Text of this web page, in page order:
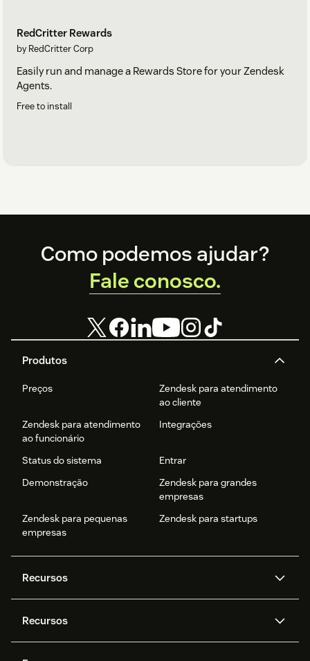
RedCritter Rewards
by RedCritter Corp
Easily run and manage a Rewards Store for your Zendesk
Agents.
Free to install
Footer
Produtos
Preços
Zendesk para atendimento
ao cliente
Zendesk para atendimento
ao funcionário
Integrações
Status do sistema
Entrar
Demonstração
Zendesk para grandes
empresas
Zendesk para pequenas
empresas
Zendesk para startups
Recursos
Zendesk AI
Mensagens e chat em tempo
real
Recursos
Como podemos ajudar?
Fale conosco.